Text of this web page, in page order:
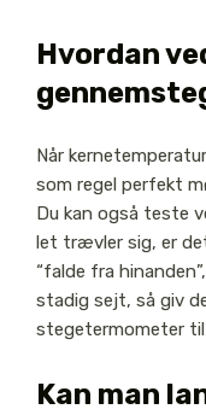
Hvordan
Når
som regel perfekt
Du kan også teste
let trævler sig, er
“falde fra
stadig sejt, så giv
stegetermometer
Kan man